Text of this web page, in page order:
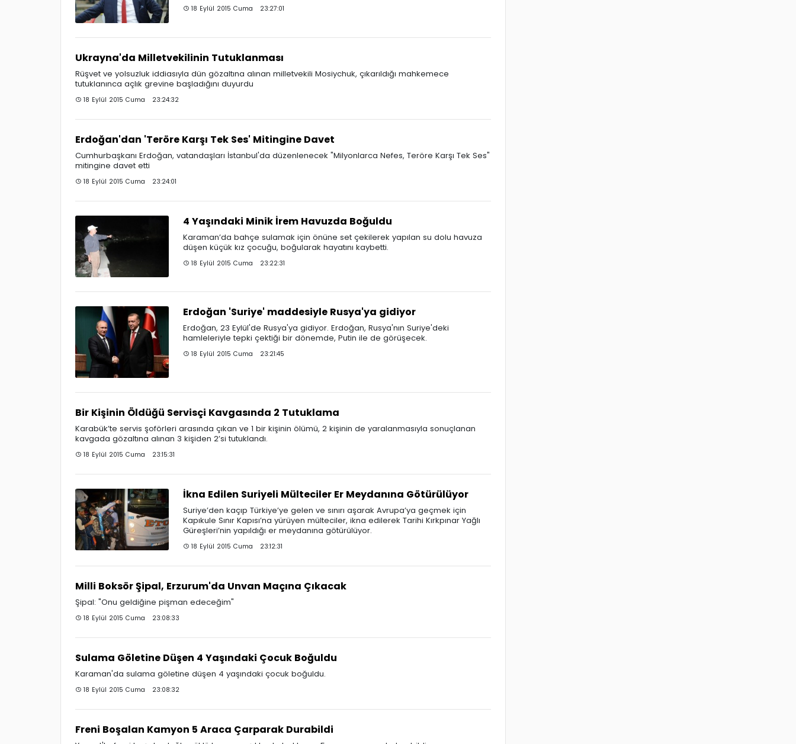
18 Eylül 2015 Cuma 23:27:01
Ukrayna'da Milletvekilinin Tutuklanması
Rüşvet ve yolsuzluk iddiasıyla dün gözaltına alınan milletvekili Mosiychuk, çıkarıldığı mahkemece
tutuklanınca açlık grevine başladığını duyurdu
18 Eylül 2015 Cuma 23:24:32
Erdoğan'dan 'Teröre Karşı Tek Ses' Mitingine Davet
Cumhurbaşkanı Erdoğan, vatandaşları İstanbul'da düzenlenecek "Milyonlarca Nefes, Teröre Karşı Tek Ses"
mitingine davet etti
18 Eylül 2015 Cuma 23:24:01
4 Yaşındaki Minik İrem Havuzda Boğuldu
Karaman’da bahçe sulamak için önüne set çekilerek yapılan su dolu havuza
düşen küçük kız çocuğu, boğularak hayatını kaybetti.
18 Eylül 2015 Cuma 23:22:31
Erdoğan 'Suriye' maddesiyle Rusya'ya gidiyor
Erdoğan, 23 Eylül'de Rusya'ya gidiyor. Erdoğan, Rusya'nın Suriye'deki
hamleleriyle tepki çektiği bir dönemde, Putin ile de görüşecek.
18 Eylül 2015 Cuma 23:21:45
Bir Kişinin Öldüğü Servisçi Kavgasında 2 Tutuklama
Karabük’te servis şoförleri arasında çıkan ve 1 bir kişinin ölümü, 2 kişinin de yaralanmasıyla sonuçlanan
kavgada gözaltına alınan 3 kişiden 2’si tutuklandı.
18 Eylül 2015 Cuma 23:15:31
İkna Edilen Suriyeli Mülteciler Er Meydanına Götürülüyor
Suriye’den kaçıp Türkiye’ye gelen ve sınırı aşarak Avrupa’ya geçmek için
Kapıkule Sınır Kapısı’na yürüyen mülteciler, ikna edilerek Tarihi Kırkpınar Yağlı
Güreşleri’nin yapıldığı er meydanına götürülüyor.
18 Eylül 2015 Cuma 23:12:31
Milli Boksör Şipal, Erzurum'da Unvan Maçına Çıkacak
Şipal: "Onu geldiğine pişman edeceğim"
18 Eylül 2015 Cuma 23:08:33
Sulama Göletine Düşen 4 Yaşındaki Çocuk Boğuldu
Karaman'da sulama göletine düşen 4 yaşındaki çocuk boğuldu.
18 Eylül 2015 Cuma 23:08:32
Freni Boşalan Kamyon 5 Araca Çarparak Durabildi